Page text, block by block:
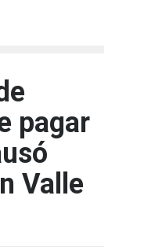
pagar
Valle